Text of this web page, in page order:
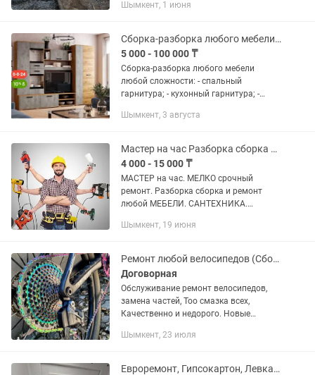
качественная по технологии. А также
Шымкент, 1 июня
Сборка-разборка любого мебели любой сложности
5 000 - 100 000 ₸
Сборка-разборка любого мебели
любой сложности: - спальный
гарнитура; - кухонный гарнитура; -
-Шкафы. -комоды. -офисные мебели и
Шымкент, 3 августа
Мастер на час Разборка сборка и ремонт любой МЕБЕЛИ
4 000 - 15 000 ₸
МАСТЕР на час. МЕЛКО срочный
ремонт. Разборка сборка и ремонт
любой МЕБЕЛИ. САНТЕХНИКА.
перфоратором. ФИЛЬТР для воды
установка ЖАЛЮЗИ....
Шымкент, 19 июня
Ремонт любой велосипедов (Сборка и разборка, покраска замена запчастей
Договорная
Обслуживание ремонт велосипедов,
замена частей, Тоо смазка всех,
Качественно и недорого. Новые
велосипедов
Шымкент, 23 июля
Евроремонт, Гипсокартон, Левкас, Обои, Кафель, Ламинат, любой сложности...